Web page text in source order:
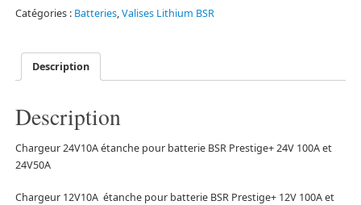
Catégories : Batteries,Valises Lithium BSR
Description
Description
Chargeur 24V10A étanche pour batterie BSR Prestige+ 24V 100A et
24V50A
Chargeur 12V10A étanche pour batterie BSR Prestige+ 12V 100A et